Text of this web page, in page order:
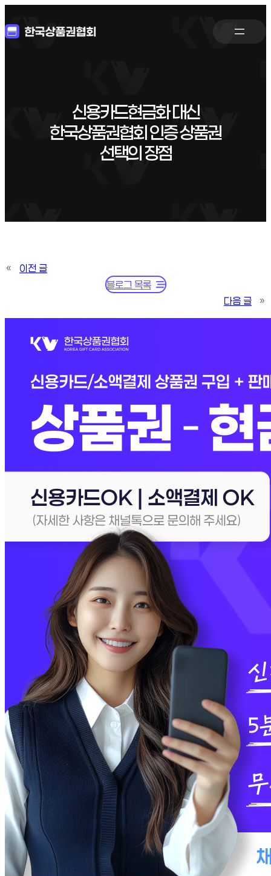
신용카드현금화 대신
한국상품권협회 인증 상품권
선택의 장점
«
이전 글
블로그 목록
다음 글
»